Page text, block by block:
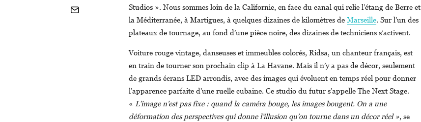
Studios ». Nous sommes loin de la Californie, en face du canal qui relie l’étang de Berre et
la Méditerranée, à Martigues, à quelques dizaines de kilomètres deMarseille. Sur l’un des
plateaux de tournage, au fond d’une pièce noire, des dizaines de techniciens s’activent.
Voiture rouge vintage, danseuses et immeubles colorés, Ridsa, un chanteur français, est
en train de tourner son prochain clip à La Havane. Mais il n’y a pas de décor, seulement
de grands écrans LED arrondis, avec des images qui évoluent en temps réel pour donner
l’apparence parfaite d’une ruelle cubaine. Ce studio du futur s’appelle The Next Stage.
« L’image n’est pas fixe : quand la caméra bouge, les images bougent. On a une
déformation des perspectives qui donne l’illusion qu’on tourne dans un décor réel », se